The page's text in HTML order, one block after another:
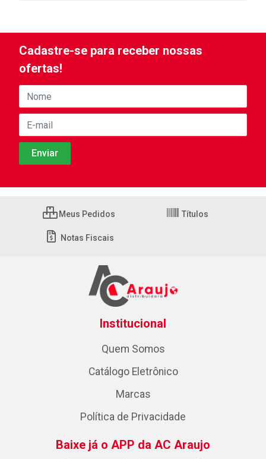
Cadastre-se para receber nossas
ofertas!
Meus Pedidos Títulos
Notas Fiscais
Institucional
Quem Somos
Catálogo Eletrônico
Marcas
Política de Privacidade
Baixe já o APP da AC Araujo